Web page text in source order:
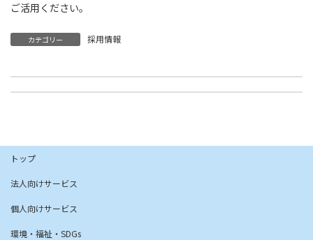
ご活用ください。
カテゴリー 採用情報
社長コラム「77.イノベーションを起こす七つの機会（５）」を公開しました
トップ
法人向けサービス
個人向けサービス
環境・福祉・SDGs